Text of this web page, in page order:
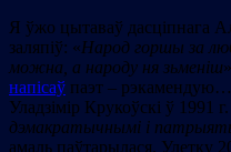
Я ўжо цытаваў дасціпнага
заляпіў: «Народ горшы за
можна, а народу ня зьменіш
напісаў паэт – рэкамендую…
Уладзімір Крукоўскі ў 1991 г.
дэмакратычнымі і
амаль паўтарылася. Улетку